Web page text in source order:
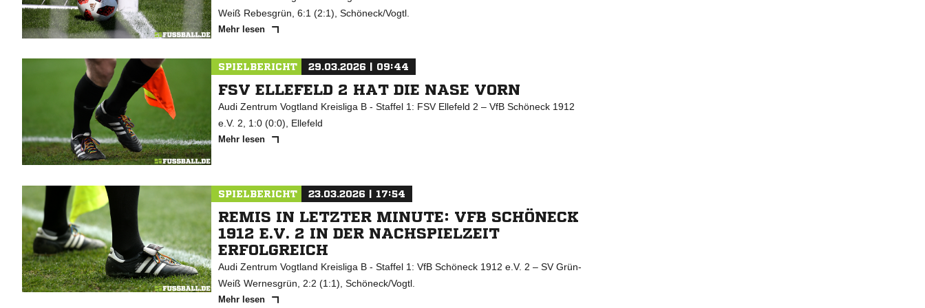
Weiß Rebesgrün, 6:1 (2:1), Schöneck/Vogtl.
Mehr lesen
SPIELBERICHT 29.03.2026 | 09:44
FSV ELLEFELD 2 HAT DIE NASE VORN
Audi Zentrum Vogtland Kreisliga B - Staffel 1: FSV Ellefeld 2 – VfB Schöneck 1912
e.V. 2, 1:0 (0:0), Ellefeld
Mehr lesen
SPIELBERICHT 23.03.2026 | 17:54
REMIS IN LETZTER MINUTE: VFB SCHÖNECK
1912 E.V. 2 IN DER NACHSPIELZEIT
ERFOLGREICH
Audi Zentrum Vogtland Kreisliga B - Staffel 1: VfB Schöneck 1912 e.V. 2 – SV Grün-
Weiß Wernesgrün, 2:2 (1:1), Schöneck/Vogtl.
Mehr lesen